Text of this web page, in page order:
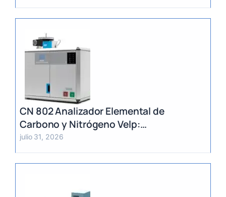
CN 802 Analizador Elemental de
Carbono y Nitrógeno Velp:
Determinación Rápida por Método
Dumas (TC, TOC, TIC y TN)
julio 31, 2026